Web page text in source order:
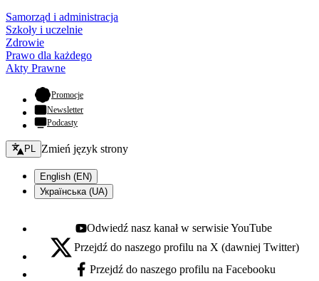
Samorząd i administracja
Szkoły i uczelnie
Zdrowie
Prawo dla każdego
Akty Prawne
Promocje- otwiera się w nowej karcie
Newsletter
Podcasty
Zmień język - bieżący:
PL Zmień język strony
English (EN)
Українська (UA)
Youtube - otwiera się w nowej karcie
Odwiedź nasz kanał w serwisie YouTube
X - otwiera się w nowej karcie
Przejdź do naszego profilu na X (dawniej Twitter)
Facebook - otwiera się w nowej karcie
Przejdź do naszego profilu na Facebooku